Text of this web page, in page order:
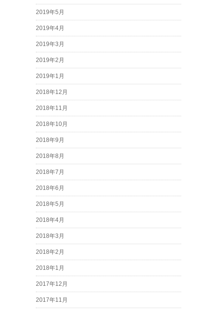
2019年5月
2019年4月
2019年3月
2019年2月
2019年1月
2018年12月
2018年11月
2018年10月
2018年9月
2018年8月
2018年7月
2018年6月
2018年5月
2018年4月
2018年3月
2018年2月
2018年1月
2017年12月
2017年11月